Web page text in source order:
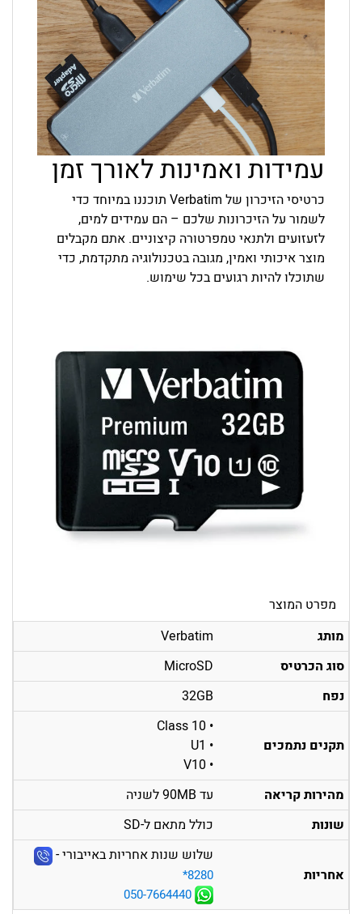
עמידות ואמינות לאורך זמן
כרטיסי הזיכרון של Verbatim תוכננו במיוחד כדי
לשמור על הזיכרונות שלכם – הם עמידים למים,
לזעזועים ולתנאי טמפרטורה קיצוניים. אתם מקבלים
מוצר איכותי ואמין, מגובה בטכנולוגיה מתקדמת, כדי
שתוכלו להיות רגועים בכל שימוש.
מפרט המוצר
מותג
Verbatim
סוג הכרטיס
MicroSD
נפח
32GB
תקנים נתמכים
• Class 10
• U1
• V10
מהירות קריאה
עד 90MB לשניה
שונות
כולל מתאם ל-SD
אחריות
שלוש שנות אחריות באייבורי -
‎*8280
050-7664440